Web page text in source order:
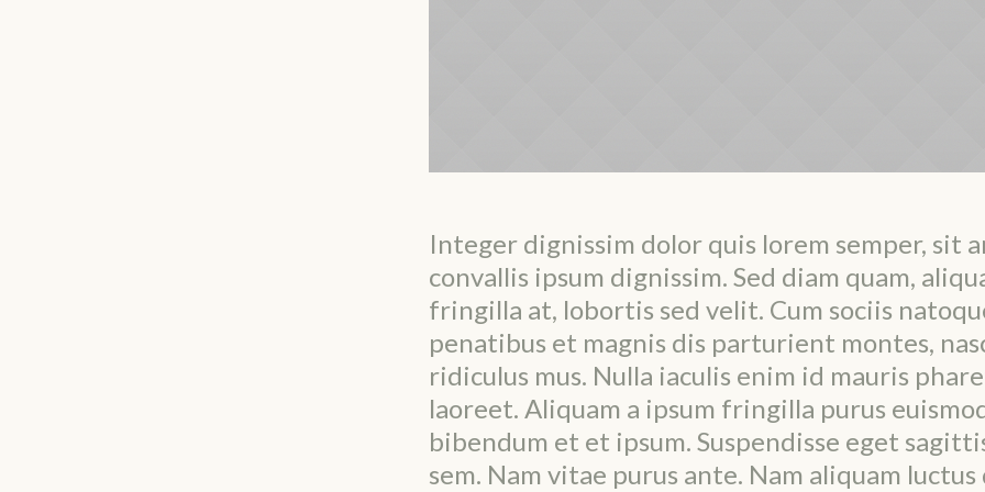
Integer dignissim dolor quis lorem semper, sit
convallis ipsum dignissim. Sed diam quam,
fringilla at, lobortis sed velit. Cum sociis
penatibus et magnis dis parturient montes,
ridiculus mus. Nulla iaculis enim id mauris
laoreet. Aliquam a ipsum fringilla purus
bibendum et et ipsum. Suspendisse eget
sem. Nam vitae purus ante. Nam aliquam luctus